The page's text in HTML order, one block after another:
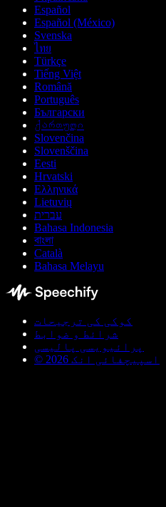
Español
Español (México)
Svenska
ไทย
Türkçe
Tiếng Việt
Română
Português
Български
ქართული
Slovenčina
Slovenščina
Eesti
Hrvatski
Ελληνικά
Lietuvių
עברית
Bahasa Indonesia
বাংলা
Català
Bahasa Melayu
کوکی کی ترجیحات
شرائط و ضوابط
پرائیویسی پالیسی
© اسپیچفائی انک 2026